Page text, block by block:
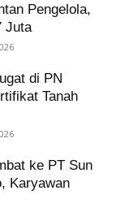
Pengelola,
Juta
di PN
Tanah
ke PT Sun
Karyawan